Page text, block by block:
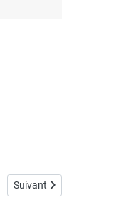
Article suivant : 23
Suivant